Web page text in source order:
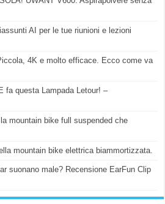
AI per le tue riunioni e lezioni
4K e molto efficace. Ecco come va
fa questa Lampada Letour! –
mountain bike full suspended che
mountain bike elettrica biammortizzata.
suonano male? Recensione EarFun Clip